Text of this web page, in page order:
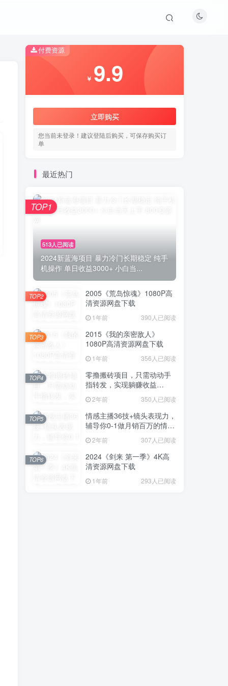
付费资源
￥ 9.9
立即购买
您当前未登录！建议登陆后购买，可保存购买订
单
最近热门
513人已阅读
2024新蓝海项目 暴力冷门长期稳定 纯手
机操作 单日收益3000+ 小白当...
TOP1
2005《荒岛惊魂》1080P高
清资源网盘下载
1年前 390人已阅读
TOP2
2015《我的亲密敌人》
1080P高清资源网盘下载
1年前 356人已阅读
TOP3
零撸搬砖项目，只需动动手
指转发，实现躺赚收益
2年前 350人已阅读
TOP4
情感主播36技+镜头表现力，
辅导你0-1做月销百万的情感
2年前 307人已阅读
TOP5
2024《剑来 第一季》4K高
清资源网盘下载
1年前 293人已阅读
TOP6